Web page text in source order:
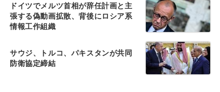
ドイツでメルツ首相が辞任計画と主
張する偽動画拡散、背後にロシア系
情報工作組織
サウジ、トルコ、パキスタンが共同
防衛協定締結